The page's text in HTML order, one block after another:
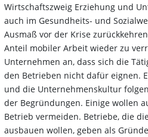
Wirtschaftszweig Erziehung und
auch im Gesundheits- und
Ausmaß vor der Krise
Anteil mobiler Arbeit wieder zu
Unternehmen an, dass sich die
den Betrieben nicht dafür eignen.
und die Unternehmenskultur
der Begründungen. Einige wollen
Betrieb vermeiden. Betriebe, die
ausbauen wollen, geben als